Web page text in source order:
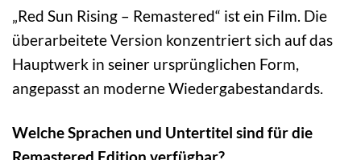
„Red Sun Rising – Remastered“ ist ein Film. Die
überarbeitete Version konzentriert sich auf das
Hauptwerk in seiner ursprünglichen Form,
angepasst an moderne Wiedergabestandards.
Welche Sprachen und Untertitel sind für die
Remastered Edition verfügbar?